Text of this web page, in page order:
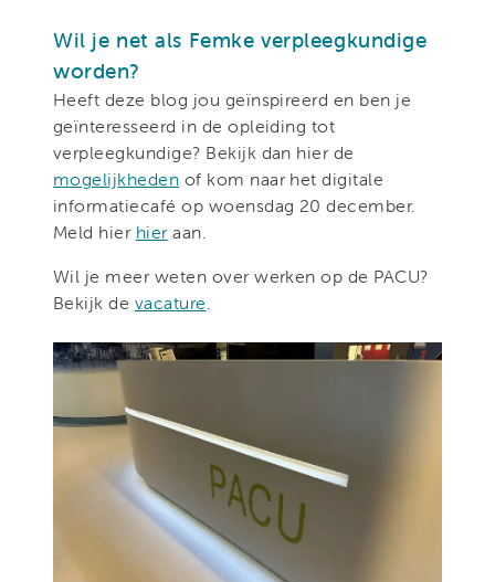
Wil je net als Femke verpleegkundige
worden?
Heeft deze blog jou geïnspireerd en ben je
geïnteresseerd in de opleiding tot
verpleegkundige? Bekijk dan hier de
mogelijkheden of kom naar het digitale
informatiecafé op woensdag 20 december.
Meld hier hieraan.
Wil je meer weten over werken op de PACU?
Bekijk de vacature